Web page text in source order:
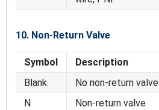
10. Non-Return Valve
Symbol
Description
Blank
No non-return valve
N
Non-return valve